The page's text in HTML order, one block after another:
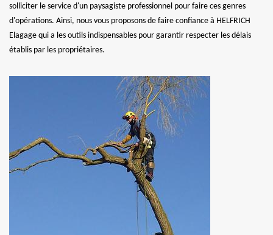
solliciter le service d'un paysagiste professionnel pour faire ces genres
d'opérations. Ainsi, nous vous proposons de faire confiance à HELFRICH
Elagage qui a les outils indispensables pour garantir respecter les délais
établis par les propriétaires.